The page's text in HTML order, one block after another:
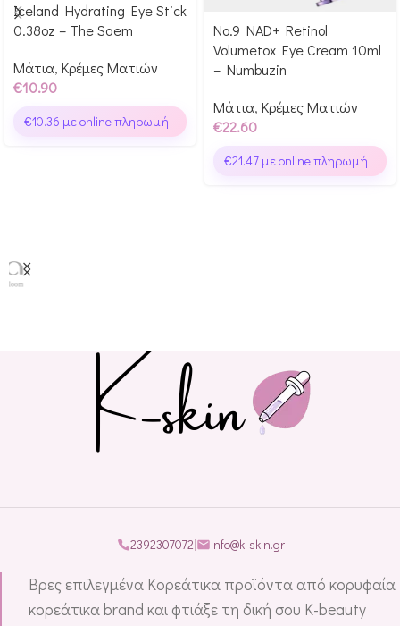
Αγόρασε & κέρδισε 109
Glow Points!
Iceland Hydrating Eye Stick
0.38oz – The Saem
Μάτια, Κρέμες Ματιών
€10.90
€10.36 με online πληρωμή
Αγόρασε & κέρδισε 226
Glow Points!
No.9 NAD+ Retinol
Volumetox Eye Cream 10ml
– Numbuzin
Μάτια, Κρέμες Ματιών
€22.60
€21.47 με online πληρωμή
Βρες επιλεγμένα Κορεάτικα προϊόντα από κορυφαία